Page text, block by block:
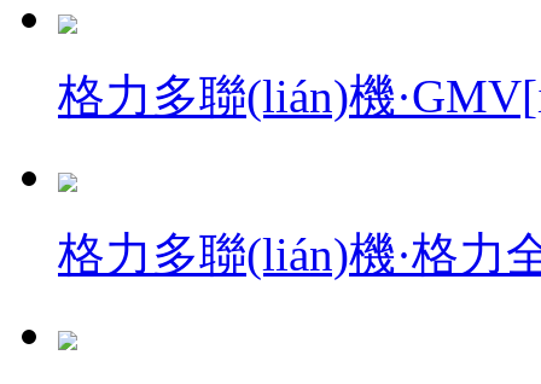
格力多聯(lián)機
格力多聯(lián)機·格力